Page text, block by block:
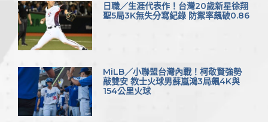
日職／生涯代表作！台灣20歲新星徐翔
聖5局3K無失分寫紀錄 防禦率飆破0.86
MiLB／小聯盟台灣內戰！柯敬賢強勢
敲雙安 教士火球男蘇嵐鴻3局飆4K與
154公里火球